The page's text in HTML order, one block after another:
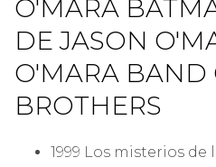
O'MARA
DE JASON
O'MARA BAND
BROTHERS
1999 Los misterios de